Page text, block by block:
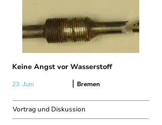
Keine Angst vor Wasserstoff
23. Juni | Bremen
Vortrag und Diskussion